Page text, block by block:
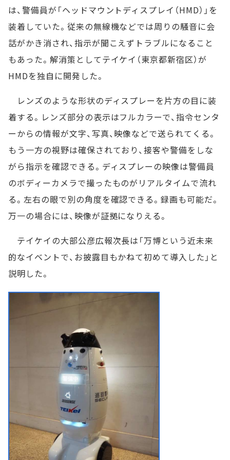
は、警備員が「ヘッドマウントディスプレイ（HMD）」を
装着していた。従来の無線機などでは周りの騒音に会
話がかき消され、指示が聞こえずトラブルになること
もあった。解消策としてテイケイ（東京都新宿区）が
HMDを独自に開発した。
レンズのような形状のディスプレーを片方の目に装
着する。レンズ部分の表示はフルカラーで、指令センタ
ーからの情報が文字、写真、映像などで送られてくる。
もう一方の視野は確保されており、接客や警備をしな
がら指示を確認できる。ディスプレーの映像は警備員
のボディーカメラで撮ったものがリアルタイムで流れ
る。左右の眼で別の角度を確認できる。録画も可能だ。
万一の場合には、映像が証拠になりえる。
テイケイの大部公彦広報次長は「万博という近未来
的なイベントで、お披露目もかねて初めて導入した」と
説明した。